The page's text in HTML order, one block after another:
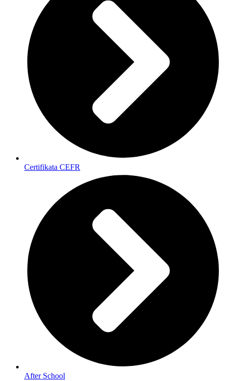
Certifikata CEFR
After School